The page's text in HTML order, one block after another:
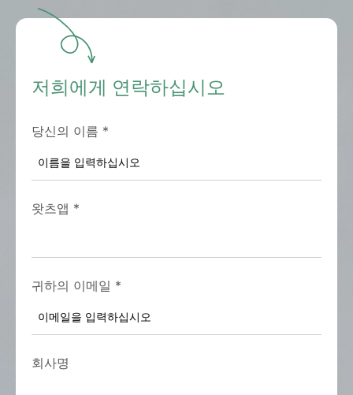
저희에게 연락하십시오
당신의 이름 *
왓츠앱 *
귀하의 이메일 *
회사명